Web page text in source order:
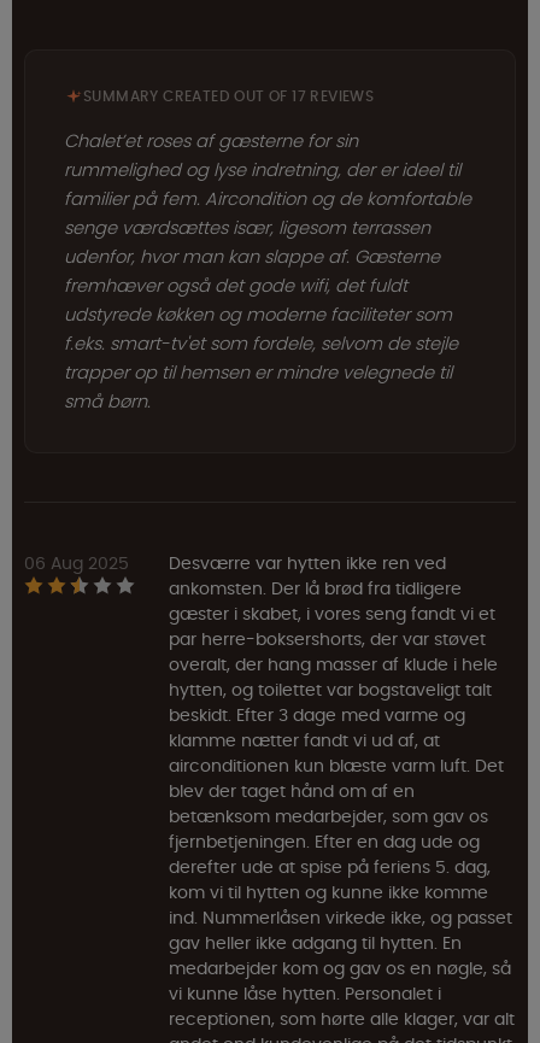
SUMMARY CREATED OUT OF 17 REVIEWS
Chalet’et roses af gæsterne for sin
rummelighed og lyse indretning, der er ideel til
familier på fem. Aircondition og de komfortable
senge værdsættes især, ligesom terrassen
udenfor, hvor man kan slappe af. Gæsterne
fremhæver også det gode wifi, det fuldt
udstyrede køkken og moderne faciliteter som
f.eks. smart-tv'et som fordele, selvom de stejle
trapper op til hemsen er mindre velegnede til
små børn.
06 Aug 2025
Desværre var hytten ikke ren ved
ankomsten. Der lå brød fra tidligere
gæster i skabet, i vores seng fandt vi et
par herre-boksershorts, der var støvet
overalt, der hang masser af klude i hele
hytten, og toilettet var bogstaveligt talt
beskidt. Efter 3 dage med varme og
klamme nætter fandt vi ud af, at
airconditionen kun blæste varm luft. Det
blev der taget hånd om af en
betænksom medarbejder, som gav os
fjernbetjeningen. Efter en dag ude og
derefter ude at spise på feriens 5. dag,
kom vi til hytten og kunne ikke komme
ind. Nummerlåsen virkede ikke, og passet
gav heller ikke adgang til hytten. En
medarbejder kom og gav os en nøgle, så
vi kunne låse hytten. Personalet i
receptionen, som hørte alle klager, var alt